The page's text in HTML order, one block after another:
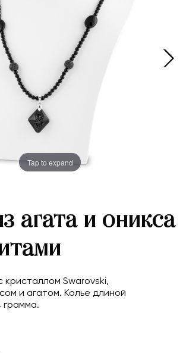
Tap to expand
агата и оникса
кристаллом Swarovski,
и агатом. Колье длиной
грамма.